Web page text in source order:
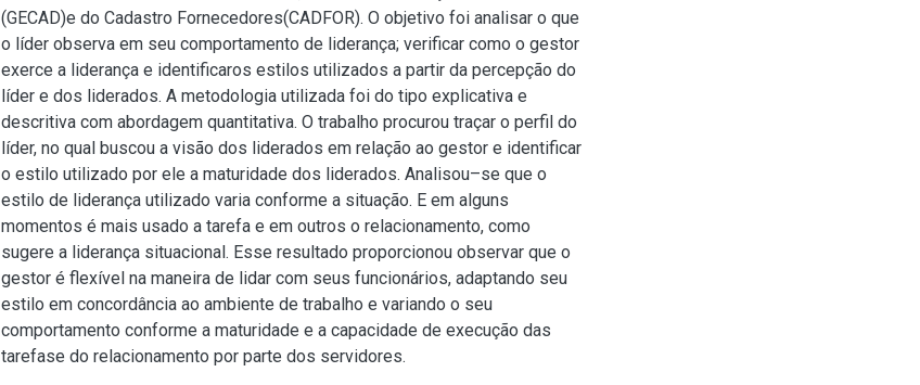
(GECAD)e do Cadastro Fornecedores(CADFOR). O objetivo foi analisar o que
o líder observa em seu comportamento de liderança; verificar como o gestor
exerce a liderança e identificaros estilos utilizados a partir da percepção do
líder e dos liderados. A metodologia utilizada foi do tipo explicativa e
descritiva com abordagem quantitativa. O trabalho procurou traçar o perfil do
líder, no qual buscou a visão dos liderados em relação ao gestor e identificar
o estilo utilizado por ele a maturidade dos liderados. Analisou–se que o
estilo de liderança utilizado varia conforme a situação. E em alguns
momentos é mais usado a tarefa e em outros o relacionamento, como
sugere a liderança situacional. Esse resultado proporcionou observar que o
gestor é flexível na maneira de lidar com seus funcionários, adaptando seu
estilo em concordância ao ambiente de trabalho e variando o seu
comportamento conforme a maturidade e a capacidade de execução das
tarefase do relacionamento por parte dos servidores.